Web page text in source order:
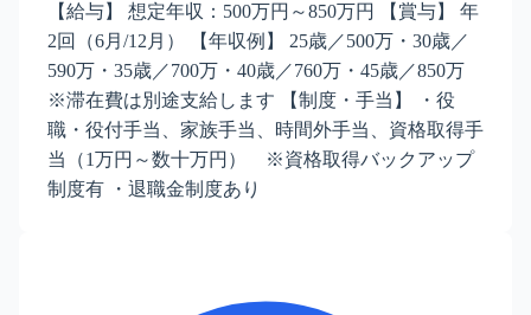
【給与】 想定年収：500万円～850万円 【賞与】 年
2回（6月/12月） 【年収例】 25歳／500万・30歳／
590万・35歳／700万・40歳／760万・45歳／850万
※滞在費は別途支給します 【制度・手当】 ・役
職・役付手当、家族手当、時間外手当、資格取得手
当（1万円～数十万円） ※資格取得バックアップ
制度有 ・退職金制度あり